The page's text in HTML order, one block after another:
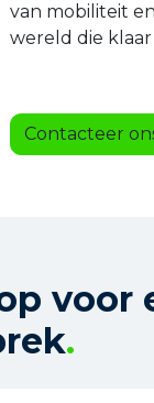
van mobiliteit
wereld die
Contacteer
voor
.